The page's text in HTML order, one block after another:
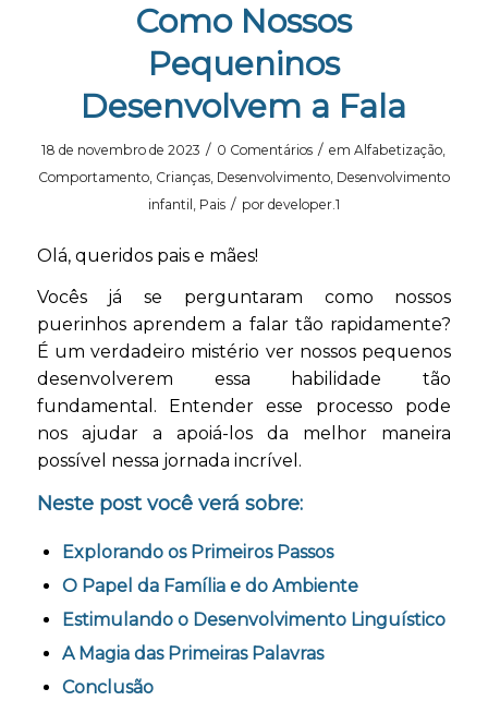
Como Nossos
Pequeninos
Desenvolvem a Fala
18 de novembro de 2023 / 0 Comentários / emAlfabetização,
Comportamento, Crianças, Desenvolvimento, Desenvolvimento
infantil , Pais / por developer.1
Olá, queridos pais e mães!
Vocês já se perguntaram como nossos
puerinhos aprendem a falar tão rapidamente?
É um verdadeiro mistério ver nossos pequenos
desenvolverem essa habilidade tão
fundamental. Entender esse processo pode
nos ajudar a apoiá-los da melhor maneira
possível nessa jornada incrível.
Neste post você verá sobre:
Explorando os Primeiros Passos
O Papel da Família e do Ambiente
Estimulando o Desenvolvimento Linguístico
A Magia das Primeiras Palavras
Conclusão